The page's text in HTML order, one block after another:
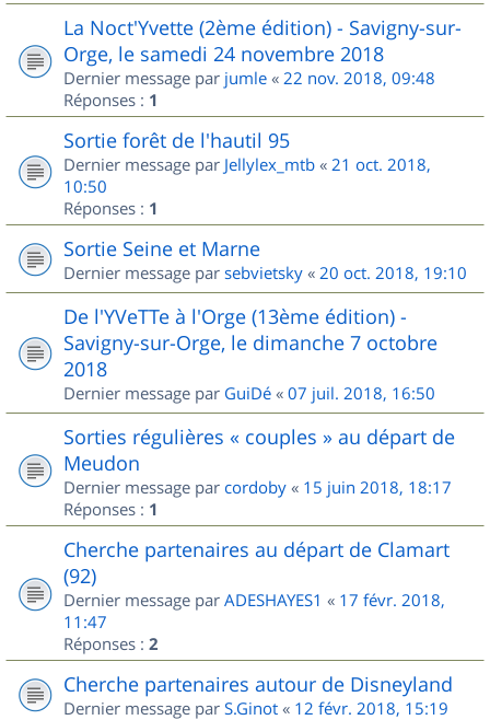
La Noct'Yvette (2ème édition) - Savigny-sur-
Orge, le samedi 24 novembre 2018
Dernier message par jumle « 22 nov. 2018, 09:48
Réponses : 1
Sortie forêt de l'hautil 95
Dernier message par Jellylex_mtb « 21 oct. 2018,
10:50
Réponses : 1
Sortie Seine et Marne
Dernier message par sebvietsky « 20 oct. 2018, 19:10
De l'YVeTTe à l'Orge (13ème édition) -
Savigny-sur-Orge, le dimanche 7 octobre
2018
Dernier message par GuiDé « 07 juil. 2018, 16:50
Sorties régulières « couples » au départ de
Meudon
Dernier message par cordoby « 15 juin 2018, 18:17
Réponses : 1
Cherche partenaires au départ de Clamart
(92)
Dernier message par ADESHAYES1 « 17 févr. 2018,
11:47
Réponses : 2
Cherche partenaires autour de Disneyland
Dernier message par S.Ginot « 12 févr. 2018, 15:19